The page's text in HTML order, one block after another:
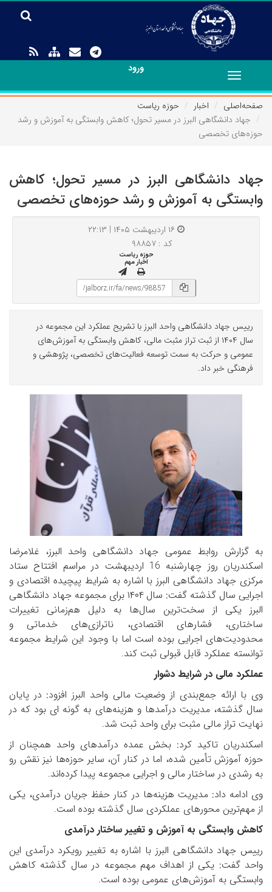
ورود
Toggle
navigation
صفحه‌اصلی
اخبار
حوزه ریاست
جهاد دانشگاهی البرز در مسیر تحول؛ کاهش وابستگی به آموزش و رشد
حوزه‌های تخصصی
جهاد دانشگاهی البرز در مسیر تحول؛ کاهش
وابستگی به آموزش و رشد حوزه‌های تخصصی
کد : ۹۸۸۵۷
حوزه ریاست
اخبار مهم
رییس جهاد دانشگاهی واحد البرز با تشریح عملکرد این مجموعه در
سال ۱۴۰۴ از ثبت تراز مثبت مالی، کاهش وابستگی به آموزش‌های
عمومی و حرکت به سمت توسعه فعالیت‌های تخصصی، پژوهشی و
فرهنگی خبر داد.
به گزارش روابط عمومی جهاد دانشگاهی واحد البرز، غلامرضا
اسکندریان روز چهارشنبه 16 اردیبهشت در مراسم افتتاح ستاد
مرکزی جهاد دانشگاهی البرز با اشاره به شرایط پیچیده اقتصادی و
اجرایی سال گذشته گفت: سال ۱۴۰۴ برای مجموعه جهاد دانشگاهی
البرز یکی از سخت‌ترین سال‌ها به دلیل هم‌زمانی تغییرات
ساختاری، فشارهای اقتصادی، ناترازی‌های خدماتی و
محدودیت‌های اجرایی بوده است اما با وجود این شرایط مجموعه
توانسته عملکرد قابل قبولی ثبت کند.
عملکرد مالی در شرایط دشوار
وی با ارائه جمع‌بندی از وضعیت مالی واحد البرز افزود: در پایان
سال گذشته، مدیریت درآمدها و هزینه‌های به گونه ای بود که در
نهایت تراز مالی مثبت برای واحد ثبت شد.
اسکندریان تاکید کرد: بخش عمده درآمدهای واحد همچنان از
حوزه آموزش تأمین شده، اما در کنار آن، سایر حوزه‌ها نیز نقش رو
به رشدی در ساختار مالی و اجرایی مجموعه پیدا کرده‌اند.
وی ادامه داد: مدیریت هزینه‌ها در کنار حفظ جریان درآمدی، یکی
از مهم‌ترین محورهای عملکردی سال گذشته بوده است.
کاهش وابستگی به آموزش و تغییر ساختار درآمدی
رییس جهاد دانشگاهی البرز با اشاره به تغییر رویکرد درآمدی این
واحد گفت: یکی از اهداف مهم مجموعه در سال گذشته کاهش
وابستگی به آموزش‌های عمومی بوده است.